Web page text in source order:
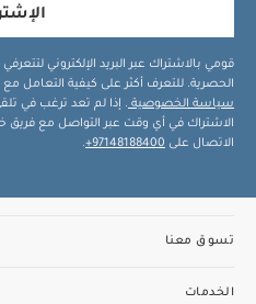
قومي بالاشتراك عبر البريد الإلكتروني
الحصرية. للتعرف أكثر على كيفية التعامل
سياسة الخصوصية . إذا لم تعد ترغب في
الاشتراك في أي وقت عبر التواصل مع فريق
الاتصال على 97148188400+
.
تسوق معنا
الخدمات